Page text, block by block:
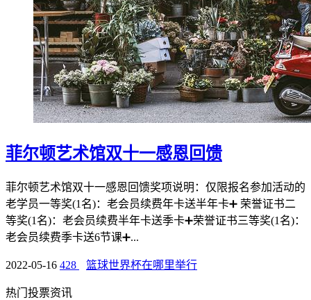
菲尔顿艺术馆双十一感恩回馈
菲尔顿艺术馆双十一感恩回馈奖项说明：仅限报名参加活动的
老学员一等奖(1名)：老会员续费年卡送半年卡➕ 荣誉证书二
等奖(1名)：老会员续费半年卡送季卡➕荣誉证书三等奖(1名)：
老会员续费季卡送6节课➕...
2022-05-16 428 篮球世界杯在哪里举行
热门投票资讯